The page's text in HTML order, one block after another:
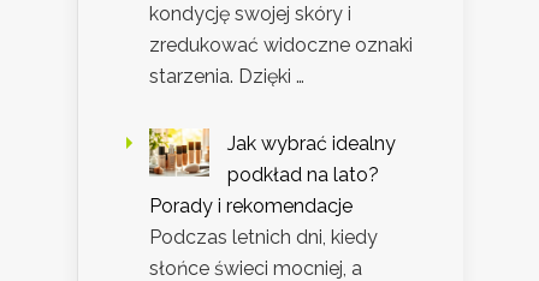
kondycję swojej skóry i
zredukować widoczne oznaki
starzenia. Dzięki …
Jak wybrać idealny
podkład na lato?
Porady i rekomendacje
Podczas letnich dni, kiedy
słońce świeci mocniej, a